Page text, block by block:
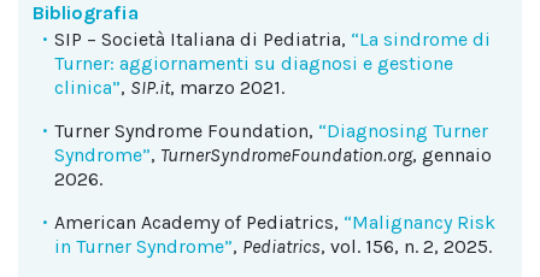
Bibliografia
SIP – Società Italiana di Pediatria, “La sindrome di
Turner: aggiornamenti su diagnosi e gestione
clinica”, SIP.it, marzo 2021.
Turner Syndrome Foundation, “Diagnosing Turner
Syndrome”, TurnerSyndromeFoundation.org, gennaio
2026.
American Academy of Pediatrics, “Malignancy Risk
in Turner Syndrome”, Pediatrics, vol. 156, n. 2, 2025.